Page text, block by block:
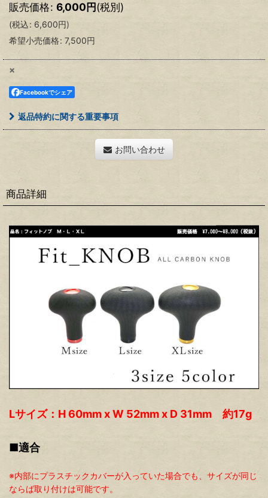
販売価格: 6,000円(税別)
(税込: 6,600円)
希望小売価格: 7,500円
×
Facebookでシェア
返品特約に関する重要事項
お問い合わせ
商品詳細
Lサイズ：H 60mm x W 52mm x D 31mm 約17g
■適合
※内部にプラスチックカバーが入っていた場合でも、サイズが同じ
ならば取り付けは可能です。